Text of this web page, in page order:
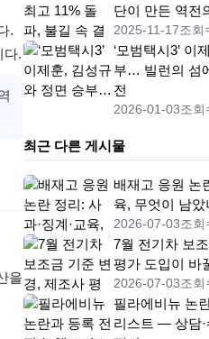
.
다.
을
단이 만든 역전
2025-11-17조회
‘모범택시3’ 이
부… 빌런의 섬
전
2026-01-03조회
최근 다른 게시물
배재고 응원 논
육, 무엇이 남았
2026-07-03조회
7월 전기차 보
평가 도입이 바
2026-07-03조회
필라에비뉴 논
리스트 — 상담·